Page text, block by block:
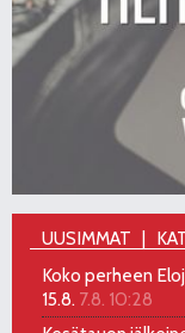
UUSIMMAT
Koko perheen
15.8. 7.8. 10:28